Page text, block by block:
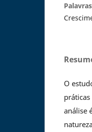
O
análise